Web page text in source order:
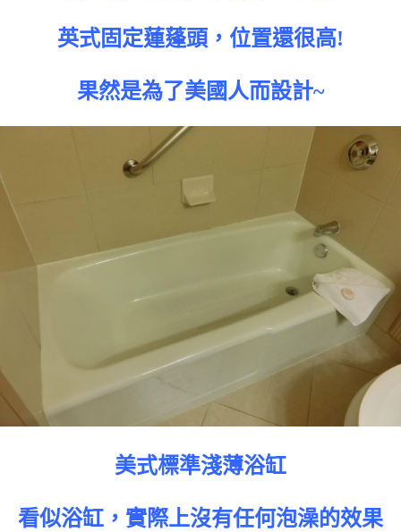
英式固定蓮蓬頭，位置還很高!
果然是為了美國人而設計~
美式標準淺薄浴缸
看似浴缸，實際上沒有任何泡澡的效果